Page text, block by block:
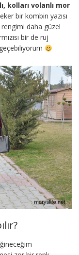
kolları volanlı mor
bir kombin yazısı
daha güzel
bir de ruj